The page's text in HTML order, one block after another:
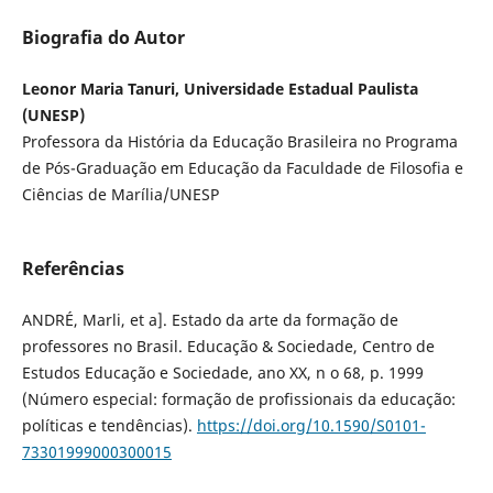
Biografia do Autor
Leonor Maria Tanuri, Universidade Estadual Paulista
(UNESP)
Professora da História da Educação Brasileira no Programa
de Pós-Graduação em Educação da Faculdade de Filosofia e
Ciências de Marília/UNESP
Referências
ANDRÉ, Marli, et a]. Estado da arte da formação de
professores no Brasil. Educação & Sociedade, Centro de
Estudos Educação e Sociedade, ano XX, n o 68, p. 1999
(Número especial: formação de profissionais da educação:
políticas e tendências). https://doi.org/10.1590/S0101-
73301999000300015